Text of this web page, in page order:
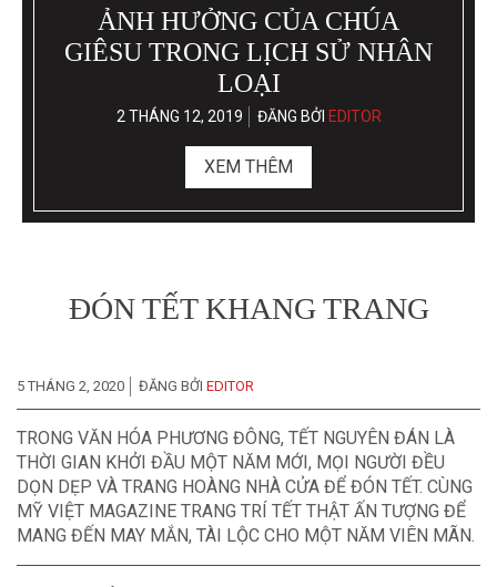
ẢNH HƯỞNG CỦA CHÚA
GIÊSU TRONG LỊCH SỬ NHÂN
LOẠI
2 THÁNG 12, 2019 ĐĂNG BỞI EDITOR
XEM THÊM
ĐÓN TẾT KHANG TRANG
5 THÁNG 2, 2020 ĐĂNG BỞI EDITOR
TRONG VĂN HÓA PHƯƠNG ĐÔNG, TẾT NGUYÊN ĐÁN LÀ
THỜI GIAN KHỞI ĐẦU MỘT NĂM MỚI, MỌI NGƯỜI ĐỀU
DỌN DẸP VÀ TRANG HOÀNG NHÀ CỬA ĐỂ ĐÓN TẾT. CÙNG
MỸ VIỆT MAGAZINE TRANG TRÍ TẾT THẬT ẤN TƯỢNG ĐỂ
MANG ĐẾN MAY MẮN, TÀI LỘC CHO MỘT NĂM VIÊN MÃN.